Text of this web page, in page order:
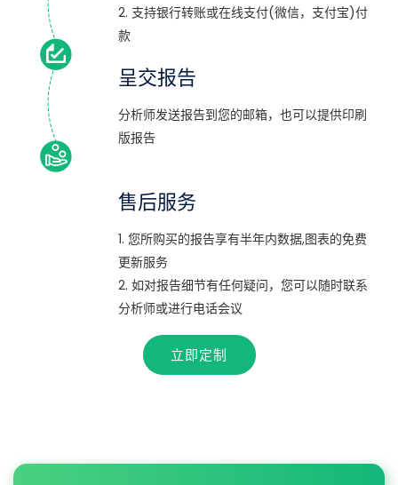
2. 支持银行转账或在线支付(微信，支付宝)付
款
呈交报告
分析师发送报告到您的邮箱，也可以提供印刷
版报告
售后服务
1. 您所购买的报告享有半年内数据,图表的免费
更新服务
2. 如对报告细节有任何疑问，您可以随时联系
分析师或进行电话会议
立即定制